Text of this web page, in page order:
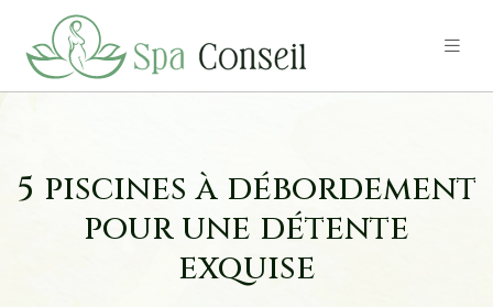
5 piscines à débordement
pour une détente
exquise